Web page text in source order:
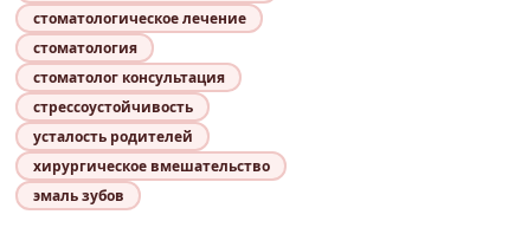
стоматологическое лечение
стоматология
стоматолог консультация
стрессоустойчивость
усталость родителей
хирургическое вмешательство
эмаль зубов